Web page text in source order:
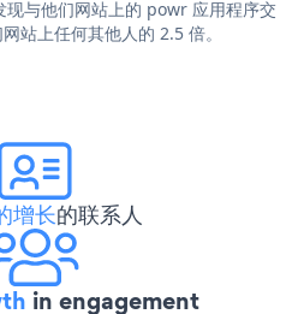
与他们网站上的 powr 应用程序交
站上任何其他人的 2.5 倍。
增长的联系人
in engagement